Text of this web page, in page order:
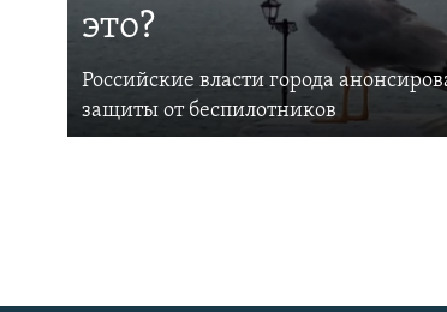
это?
Российские власти города
защиты от беспилотников